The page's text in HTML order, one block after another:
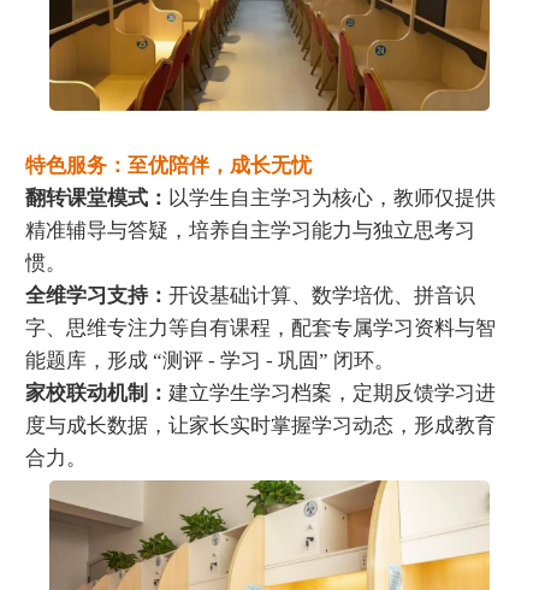
特色服务：至优陪伴，成长无忧
翻转课堂模式： 以学生自主学习为核心，教师仅提供
精准辅导与答疑，培养自主学习能力与独立思考习
惯。
全维学习支持： 开设基础计算、数学培优、拼音识
字、思维专注力等自有课程，配套专属学习资料与智
能题库，形成 “测评 - 学习 - 巩固” 闭环。
家校联动机制： 建立学生学习档案，定期反馈学习进
度与成长数据，让家长实时掌握学习动态，形成教育
合力。